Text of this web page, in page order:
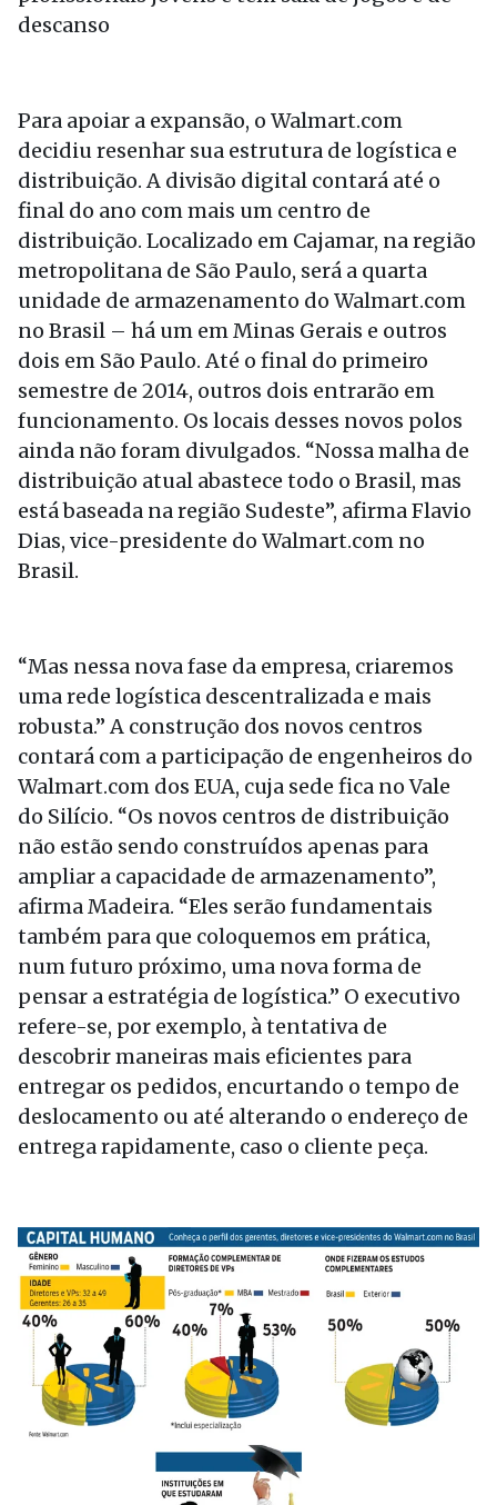
descanso
Para apoiar a expansão, o Walmart.com
decidiu resenhar sua estrutura de logística e
distribuição. A divisão digital contará até o
final do ano com mais um centro de
distribuição. Localizado em Cajamar, na região
metropolitana de São Paulo, será a quarta
unidade de armazenamento do Walmart.com
no Brasil – há um em Minas Gerais e outros
dois em São Paulo. Até o final do primeiro
semestre de 2014, outros dois entrarão em
funcionamento. Os locais desses novos polos
ainda não foram divulgados. “Nossa malha de
distribuição atual abastece todo o Brasil, mas
está baseada na região Sudeste”, afirma Flavio
Dias, vice-presidente do Walmart.com no
Brasil.
“Mas nessa nova fase da empresa, criaremos
uma rede logística descentralizada e mais
robusta.” A construção dos novos centros
contará com a participação de engenheiros do
Walmart.com dos EUA, cuja sede fica no Vale
do Silício. “Os novos centros de distribuição
não estão sendo construídos apenas para
ampliar a capacidade de armazenamento”,
afirma Madeira. “Eles serão fundamentais
também para que coloquemos em prática,
num futuro próximo, uma nova forma de
pensar a estratégia de logística.” O executivo
refere-se, por exemplo, à tentativa de
descobrir maneiras mais eficientes para
entregar os pedidos, encurtando o tempo de
deslocamento ou até alterando o endereço de
entrega rapidamente, caso o cliente peça.